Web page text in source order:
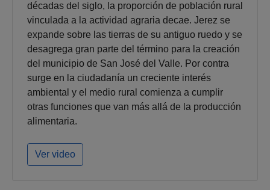
décadas del siglo, la proporción de población rural
vinculada a la actividad agraria decae. Jerez se
expande sobre las tierras de su antiguo ruedo y se
desagrega gran parte del término para la creación
del municipio de San José del Valle. Por contra
surge en la ciudadanía un creciente interés
ambiental y el medio rural comienza a cumplir
otras funciones que van más allá de la producción
alimentaria.
Ver video